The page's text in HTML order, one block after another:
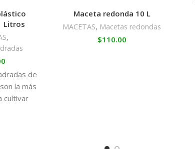
Litros
,
de
la más
cultivar
Maceta redonda 10 L
MACETAS, Macetas redondas
$110.00